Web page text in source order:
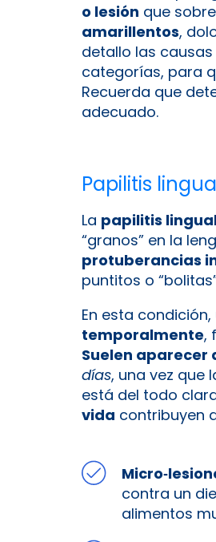
o lesión que
amarillentos,
detallo las causas
categorías, para
Recuerda que
adecuado.
Papilitis
La papilitis
“granos” en la
protuberancias
puntitos o
En esta condición,
temporalmente,
Suelen aparecer
días, una vez que
está del todo
vida contribuyen
contra un
alimentos